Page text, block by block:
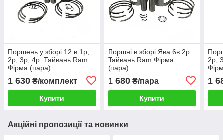
Поршень у зборі 12 в 1р,
2р, 3р, 4р. Тайвань Ram
Фірма (пара)
1 630 ₴/комплект
Купити
Поршні в зборі Ява 6в 2р
Тайвань Ram Фірма
(пара)
1 680₴/пара
Купити
2р,
1
Акційні пропозиції та новинки